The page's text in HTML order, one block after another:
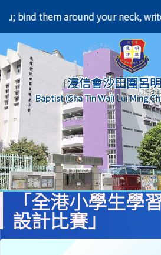
bind them around your neck,
浸信會沙田圍呂
Baptist (Sha Tin Wai) Lui Ming
「全港小學生學
設計比賽」